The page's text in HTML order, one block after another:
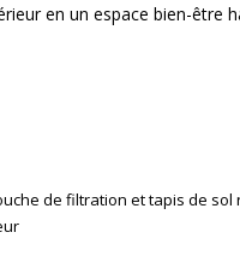
en un espace bien-être
de filtration et tapis de